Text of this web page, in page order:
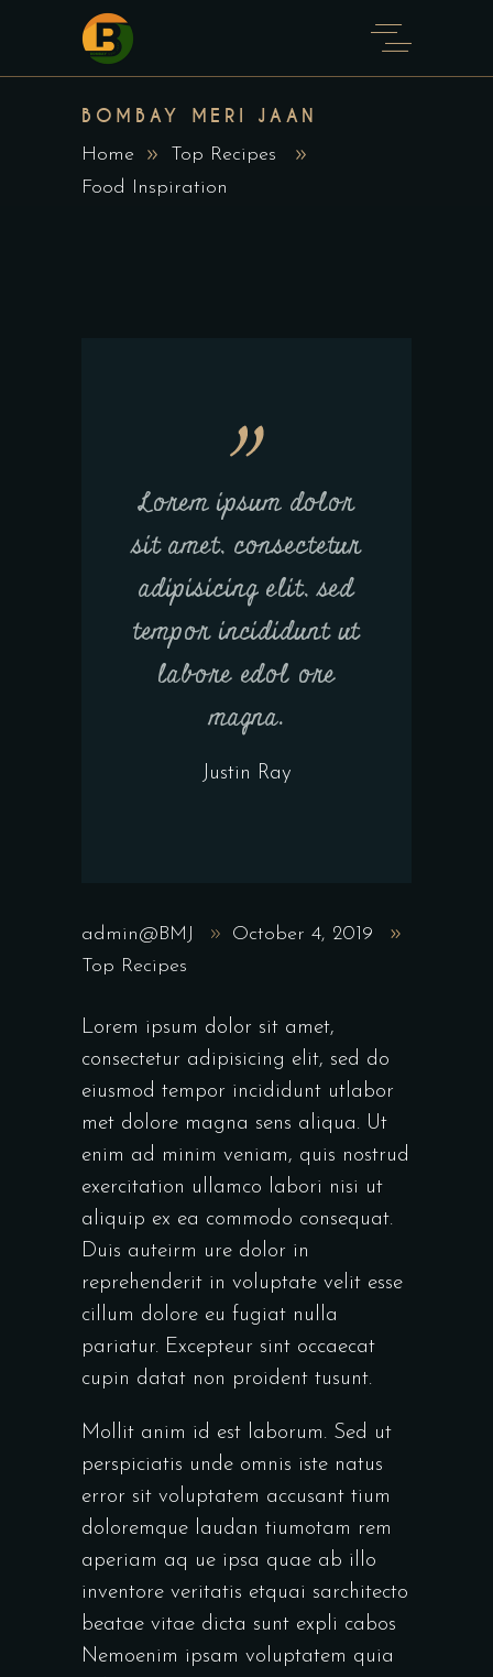
BOMBAY MERI JAAN
Home
Top Recipes
Food Inspiration
Lorem ipsum dolor
sit amet, consectetur
adipisicing elit, sed
tempor incididunt ut
labore edol ore
magna.
Justin Ray
admin@BMJ
October 4, 2019
Top Recipes
Lorem ipsum dolor sit amet,
consectetur adipisicing elit, sed do
eiusmod tempor incididunt utlabor
met dolore magna sens aliqua. Ut
enim ad minim veniam, quis nostrud
exercitation ullamco labori nisi ut
aliquip ex ea commodo consequat.
Duis auteirm ure dolor in
reprehenderit in voluptate velit esse
cillum dolore eu fugiat nulla
pariatur. Excepteur sint occaecat
cupin datat non proident tusunt.
Mollit anim id est laborum. Sed ut
perspiciatis unde omnis iste natus
error sit voluptatem accusant tium
doloremque laudan tiumotam rem
aperiam aq ue ipsa quae ab illo
inventore veritatis etquai sarchitecto
beatae vitae dicta sunt expli cabos
Nemoenim ipsam voluptatem quia